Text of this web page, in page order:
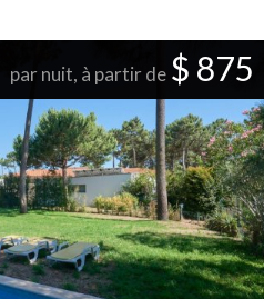
par nuit, à partir de $ 875